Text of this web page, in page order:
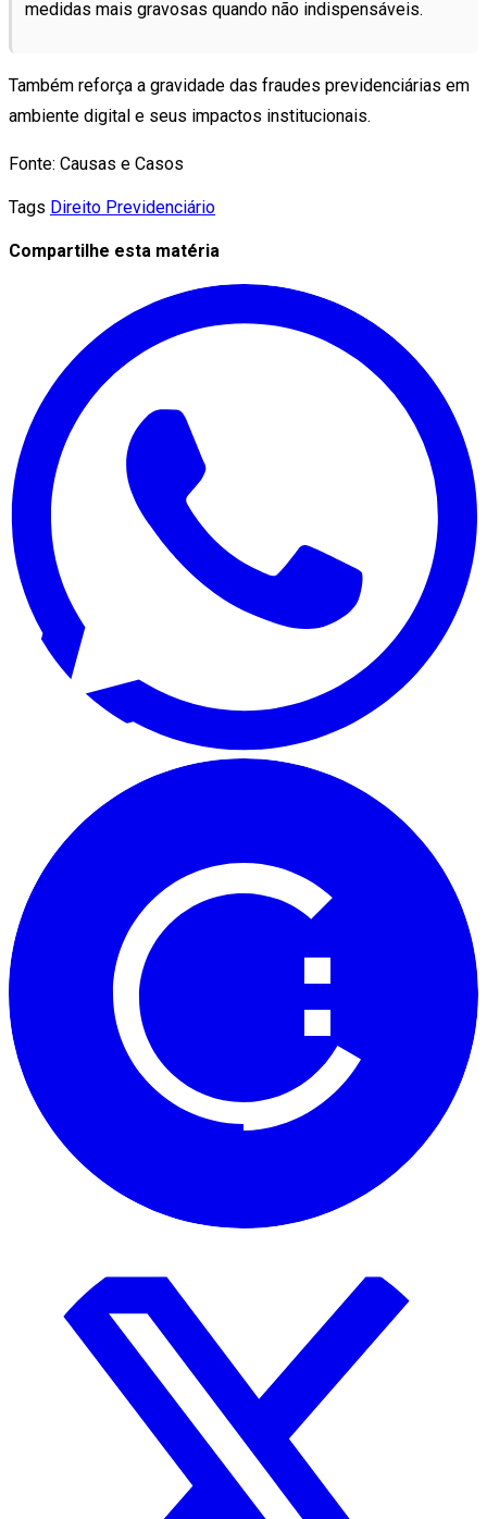
medidas mais gravosas quando não indispensáveis.
Também reforça a gravidade das fraudes previdenciárias em
ambiente digital e seus impactos institucionais.
Fonte: Causas e Casos
Tags Direito Previdenciário
Compartilhe esta matéria